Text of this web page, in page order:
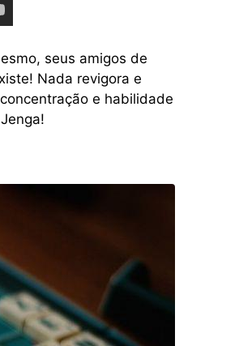
seus amigos de
Nada revigora e
e habilidade